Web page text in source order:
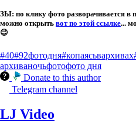
ЗЫ: по клику фото разворачивается
можно открыть вот по этой ссылке...
😉
#40#92фотодня#копаясьвархивах
архиваночьфотофото дня
Donate to this author
Telegram channel
LJ Video